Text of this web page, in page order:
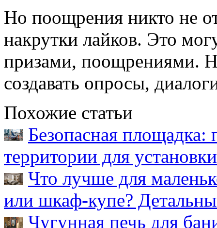
Но поощрения никто не
накрутки лайков. Это
призами, поощрениями.
создавать опросы,
Похожие статьи
Безопасная площадка:
территории для
Что лучше для
или шкаф-купе?
Чугунная печь для